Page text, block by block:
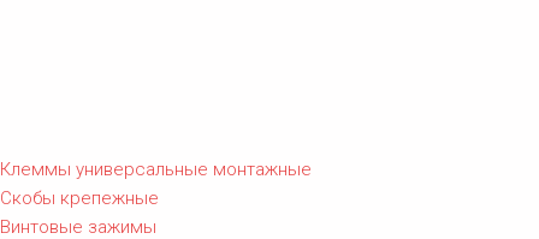
Клеммы универсальные монтажные
Скобы крепежные
Винтовые зажимы